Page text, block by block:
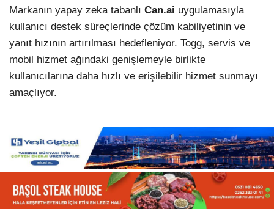
Markanın yapay zeka tabanlı Can.ai uygulamasıyla
kullanıcı destek süreçlerinde çözüm kabiliyetinin ve
yanıt hızının artırılması hedefleniyor. Togg, servis ve
mobil hizmet ağındaki genişlemeyle birlikte
kullanıcılarına daha hızlı ve erişilebilir hizmet sunmayı
amaçlıyor.